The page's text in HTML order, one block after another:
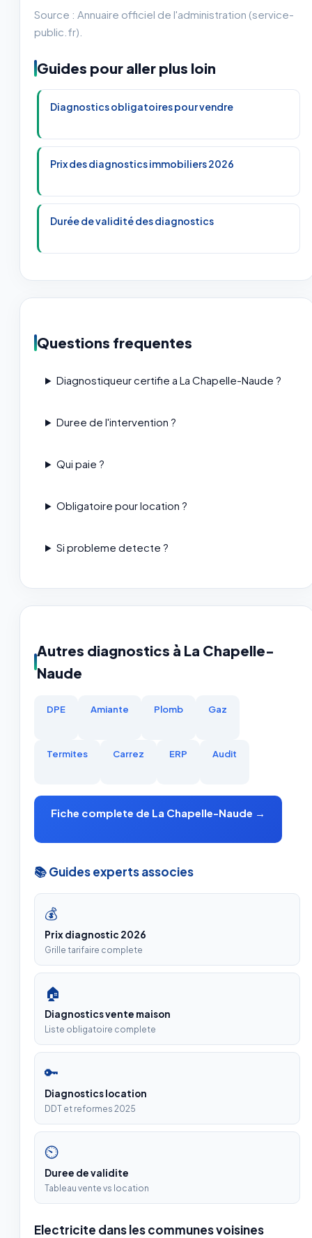
Source : Annuaire officiel de l'administration (service-
public.fr).
Guides pour aller plus loin
Diagnostics obligatoires pour vendre
Prix des diagnostics immobiliers 2026
Durée de validité des diagnostics
Questions frequentes
Diagnostiqueur certifie a La Chapelle-Naude ?
Duree de l'intervention ?
Qui paie ?
Obligatoire pour location ?
Si probleme detecte ?
Autres diagnostics à La Chapelle-
Naude
DPE Amiante Plomb Gaz
Termites Carrez ERP Audit
Fiche complete de La Chapelle-Naude →
📚 Guides experts associes
💰
Prix diagnostic 2026
Grille tarifaire complete
🏠
Diagnostics vente maison
Liste obligatoire complete
🔑
Diagnostics location
DDT et reformes 2025
⏲
Duree de validite
Tableau vente vs location
Electricite dans les communes voisines